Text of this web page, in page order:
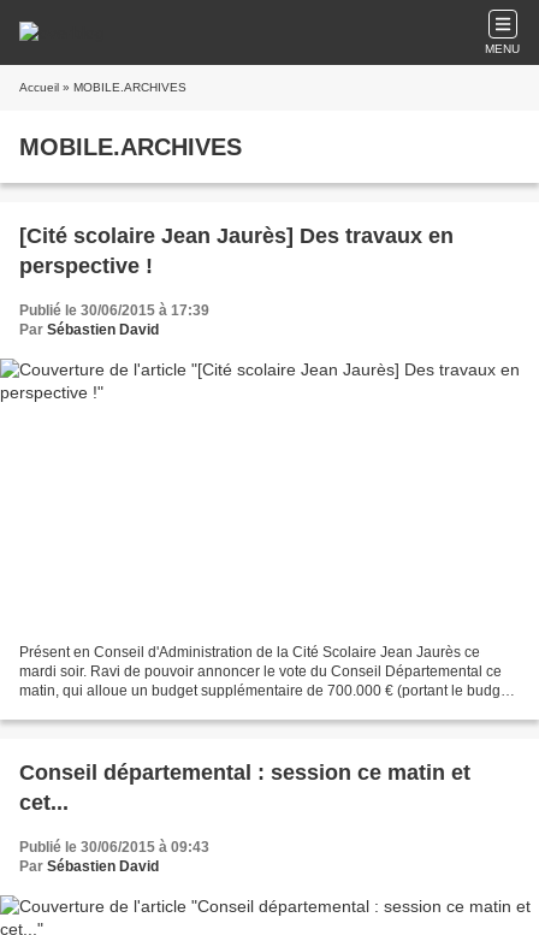
MENU
Accueil » MOBILE.ARCHIVES
MOBILE.ARCHIVES
[Cité scolaire Jean Jaurès] Des travaux en
perspective !
Publié le 30/06/2015 à 17:39
Par Sébastien David
Présent en Conseil d'Administration de la Cité Scolaire Jean Jaurès ce
mardi soir. Ravi de pouvoir annoncer le vote du Conseil Départemental ce
matin, qui alloue un budget supplémentaire de 700.000 € (portant le budget
Conseil départemental : session ce matin et
cet...
Publié le 30/06/2015 à 09:43
Par Sébastien David